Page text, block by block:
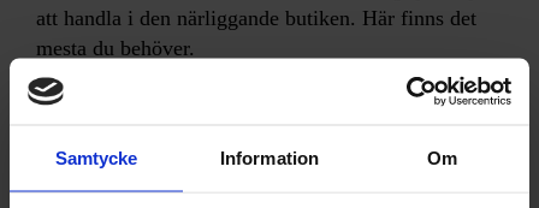
Samtycke Information Om
att handla i den närliggande butiken. Här finns det
mesta du behöver.
Välkomna in!